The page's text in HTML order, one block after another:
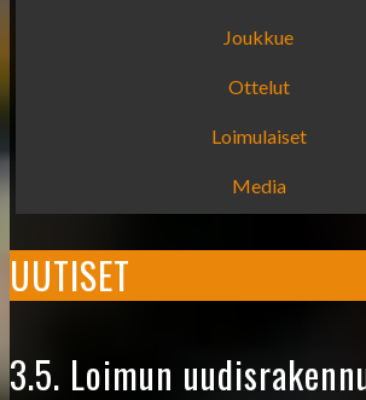
Joukkue
Ottelut
Loimulaiset
Media
UUTISET
3.5. Loimun